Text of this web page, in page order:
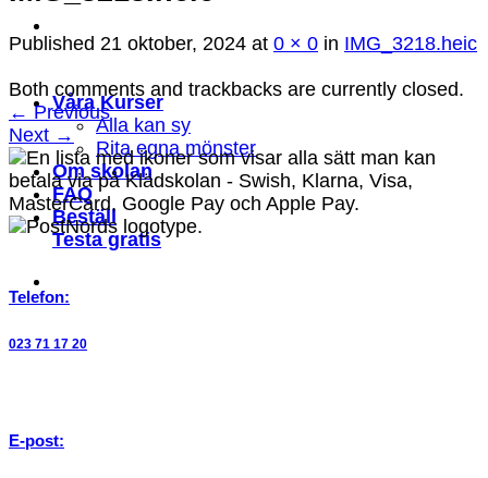
Våra Kurser
Alla kan sy
Rita egna mönster
Om skolan
FAQ
Beställ
Testa gratis
Published 21 oktober, 2024 at 0 × 0 in IMG_3218.heic
Both comments and trackbacks are currently closed.
← Previous
Next →
Telefon:
023 71 17 20
E-post: